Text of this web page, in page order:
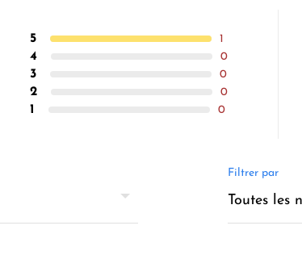
5 1
4 0
3 0
2 0
1 0
Filtrer par